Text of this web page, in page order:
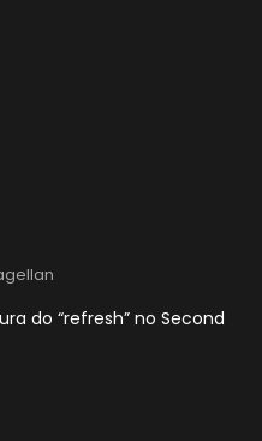
do “refresh” no Second